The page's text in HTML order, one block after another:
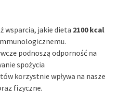
wsparcia, jakie dieta 2100 kcal
podnoszą odporność na
spożycia
korzystnie wpływa na nasze
fizyczne.